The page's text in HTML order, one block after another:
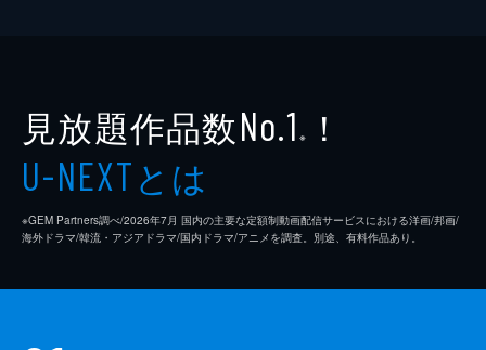
見放題作品数No.1 ※ ！
U-NEXTとは
※GEM Partners調べ/2026年7⽉ 国内の主要な定額制動画配信サービスにおける洋画/邦画/
海外ドラマ/韓流・アジアドラマ/国内ドラマ/アニメを調査。別途、有料作品あり。